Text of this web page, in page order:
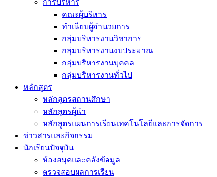
การบริหาร
คณะผู้บริหาร
ทำเนียบผู้อำนวยการ
กลุ่มบริหารงานวิชาการ
กลุ่มบริหารงานงบประมาณ
กลุ่มบริหารงานบุคคล
กลุ่มบริหารงานทั่วไป
หลักสูตร
หลักสูตรสถานศึกษา
หลักสูตรผู้นำ
หลักสูตรแผนการเรียนเทคโนโลยีและการจัดการ
ข่าวสารและกิจกรรม
นักเรียนปัจจุบัน
ห้องสมุดและคลังข้อมูล
ตรวจสอบผลการเรียน